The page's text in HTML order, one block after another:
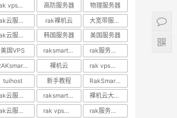
rak vps优惠
高防服务器
物理服务器
rak云服务器推荐
rak裸机云
大宽带服务器
rak云服务器优惠
韩国服务器
美国服务器
美国VPS
raksmart裸机云
rak服务器评测
RAKsmart服务器评测
裸机云
rak vps价格
tuihost
新手教程
RakSmart美国VPS
rak云服务器价格
raksmart美国云服务器
裸机云大宽带服务器
rak云服务器评测
rak vps评测 rak服务器优惠